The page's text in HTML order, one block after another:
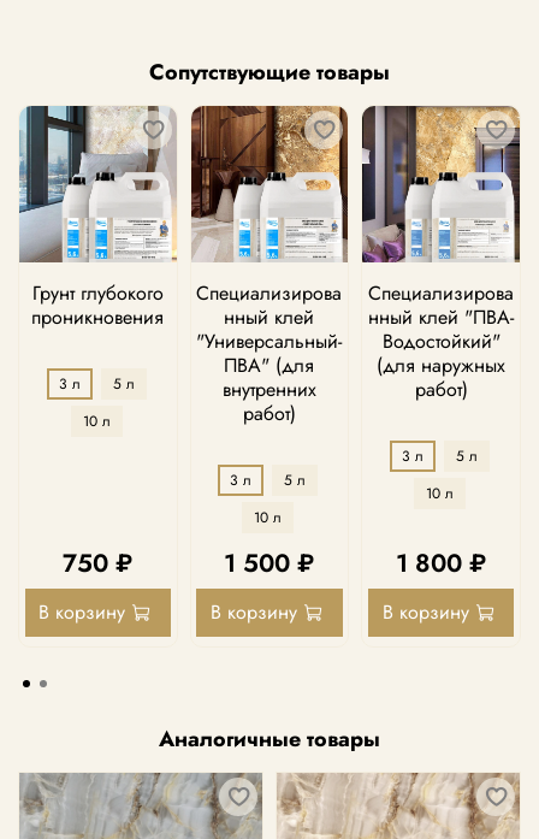
Сопутствующие товары
Грунт глубокого
проникновения
3 л
5 л
10 л
750 ₽
В корзину
Специализирова
нный клей
"Универсальный-
ПВА" (для
внутренних
работ)
3 л
5 л
10 л
1 500 ₽
В корзину
Специализирова
нный клей "ПВА-
Водостойкий"
(для наружных
работ)
3 л
5 л
10 л
1 800 ₽
В корзину
Аналогичные товары